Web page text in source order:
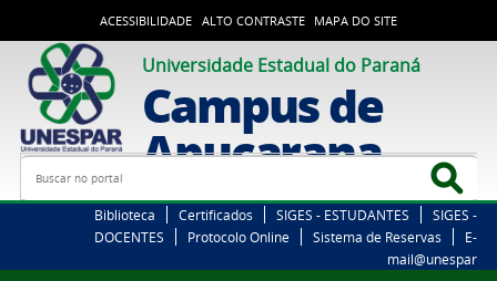
ACESSIBILIDADE ALTO CONTRASTE MAPA DO SITE
Universidade Estadual do Paraná
Campus de
Apucarana
Busca
Biblioteca Certificados SIGES - ESTUDANTES
SIGES -
DOCENTES
Protocolo Online Sistema de Reservas
E-
mail@unespar